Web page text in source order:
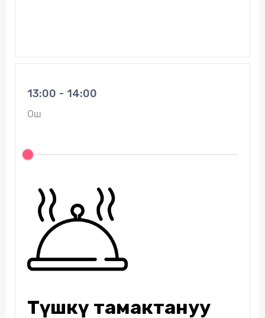
13:00 - 14:00
Ош
Түшкү тамактануу